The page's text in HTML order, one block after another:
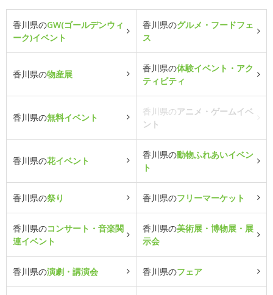
香川県のGW(ゴールデンウィ
ーク)イベント
香川県のグルメ・フードフェ
ス
香川県の物産展
香川県の体験イベント・アク
ティビティ
香川県の無料イベント
香川県のアニメ・ゲームイベ
ント
香川県の花イベント
香川県の動物ふれあいイベン
ト
香川県の祭り 香川県のフリーマーケット
香川県のコンサート・音楽関
連イベント
香川県の美術展・博物展・展
示会
香川県の演劇・講演会 香川県のフェア